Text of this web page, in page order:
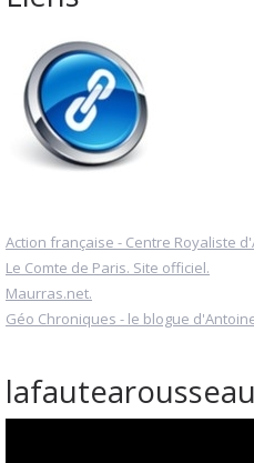
Action française - Centre Royaliste
Le Comte de Paris. Site officiel.
Maurras.net.
Géo Chroniques - le blogue